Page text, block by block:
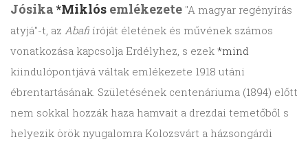
Jósika *Miklós emlékezete "A magyar regényírás
atyjá"-t, az Abafi íróját életének és művének számos
vonatkozása kapcsolja Erdélyhez, s ezek *mind
kiindulópontjává váltak emlékezete 1918 utáni
ébrentartásának. Születésének centenáriuma (1894) előtt
nem sokkal hozzák haza hamvait a drezdai temetőből s
helyezik örök nyugalomra Kolozsvárt a házsongárdi